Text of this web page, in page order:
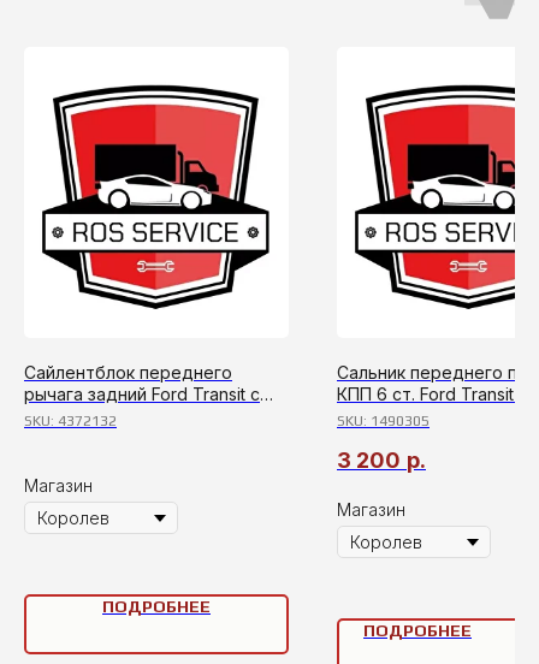
Сайлентблок переднего
рычага задний Ford Transit с
2014г
SKU: 4372132
Магазин
ПОДРОБНЕЕ
Сальник переднего
КПП 6 ст. Ford Transit с
SKU: 1490305
3 200 р.
Магазин
ПОДРОБНЕЕ